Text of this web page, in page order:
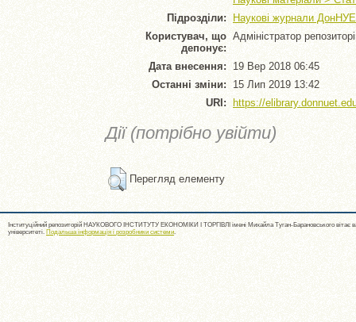
Підрозділи:
Наукові журнали
Користувач, що
депонує:
Адміністратор
Дата внесення: 19 Вер 2018 06:45
Останні зміни: 15 Лип 2019 13:42
URI:
https://
Дії (потрібно увійти)
Перегляд елементу
Інституційний репозиторій НАУКОВОГО ІНСТИТУТУ ЕКОНОМІКИ І ТОРГІВЛІ імені Михайла Туган-Барановського вітає
університеті. Подальша інформація і розробники системи